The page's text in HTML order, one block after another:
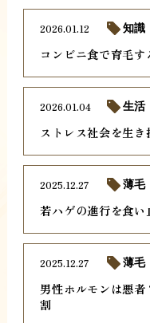
コンビニ食で育毛
2026.01.12 知識
ストレス社会を生
2026.01.04 生活
若ハゲの進行を食
2025.12.27 薄毛
男性ホルモンは悪
割
2025.12.27 薄毛